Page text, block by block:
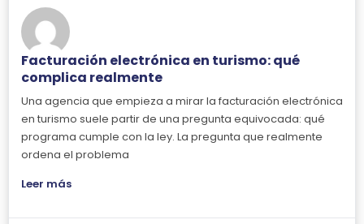
Facturación electrónica en turismo: qué
complica realmente
Una agencia que empieza a mirar la facturación electrónica
en turismo suele partir de una pregunta equivocada: qué
programa cumple con la ley. La pregunta que realmente
ordena el problema
Leer más